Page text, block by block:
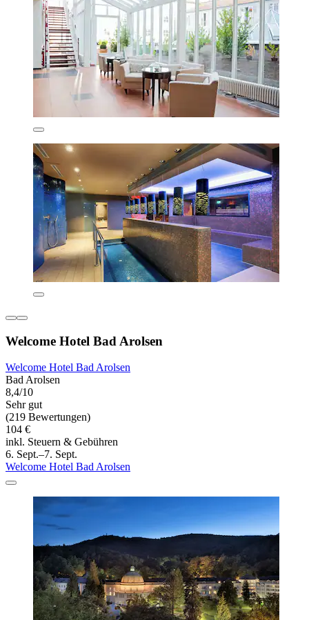
Welcome Hotel Bad Arolsen
Welcome Hotel Bad Arolsen
Bad Arolsen
8,4/10
Sehr gut
(219 Bewertungen)
104 €
inkl. Steuern & Gebühren
6. Sept.–7. Sept.
Welcome Hotel Bad Arolsen